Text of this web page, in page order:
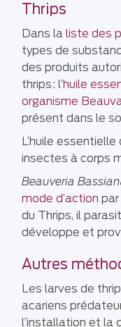
Thrips
Dans la liste des
types de
des produits
thrips : l’huile
organisme
présent dans le
L’huile
insectes à corps
Beauveria
mode d’action
du Thrips, il
développe et
Autres
Les larves de
acariens
l’installation et la